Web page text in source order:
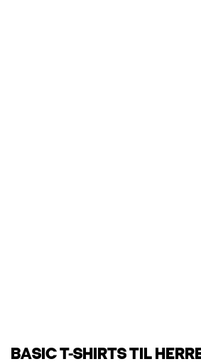
BASIC T-SHIRTS TIL